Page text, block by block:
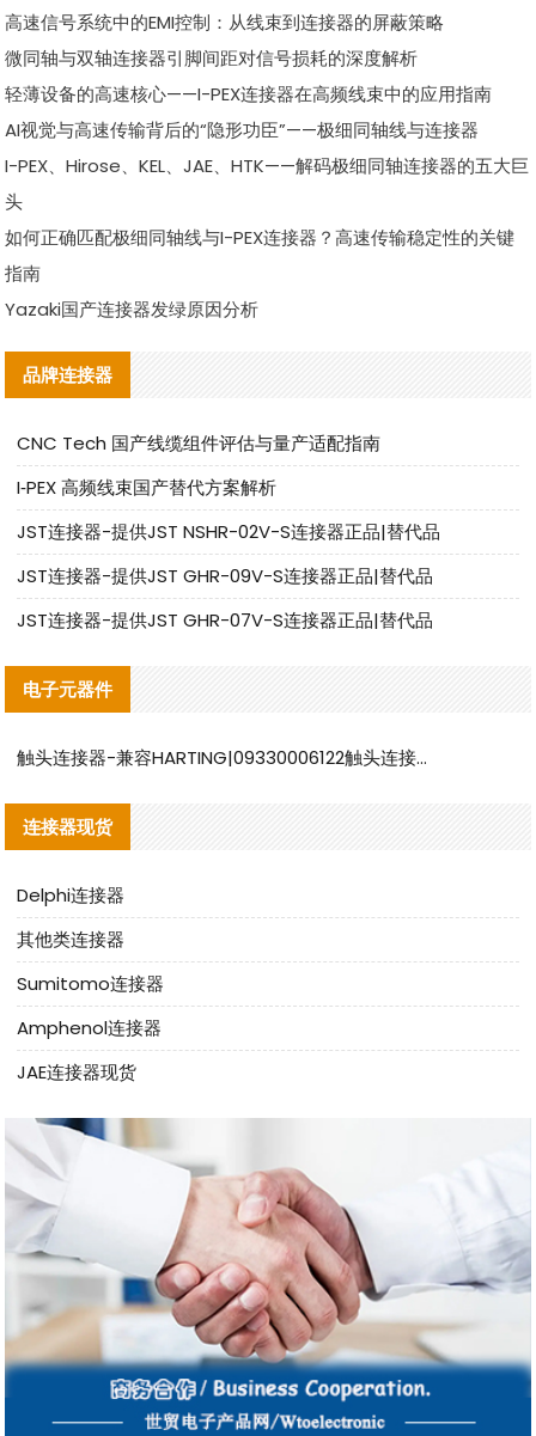
高速信号系统中的EMI控制：从线束到连接器的屏蔽策略
微同轴与双轴连接器引脚间距对信号损耗的深度解析
轻薄设备的高速核心——I-PEX连接器在高频线束中的应用指南
AI视觉与高速传输背后的“隐形功臣”——极细同轴线与连接器
I-PEX、Hirose、KEL、JAE、HTK——解码极细同轴连接器的五大巨
头
如何正确匹配极细同轴线与I-PEX连接器？高速传输稳定性的关键
指南
Yazaki国产连接器发绿原因分析
品牌连接器
CNC Tech 国产线缆组件评估与量产适配指南
I‑PEX 高频线束国产替代方案解析
JST连接器-提供JST NSHR-02V-S连接器正品|替代品
JST连接器-提供JST GHR-09V-S连接器正品|替代品
JST连接器-提供JST GHR-07V-S连接器正品|替代品
电子元器件
触头连接器-兼容HARTING|09330006122触头连接器替代品说明
连接器现货
Delphi连接器
其他类连接器
Sumitomo连接器
Amphenol连接器
JAE连接器现货